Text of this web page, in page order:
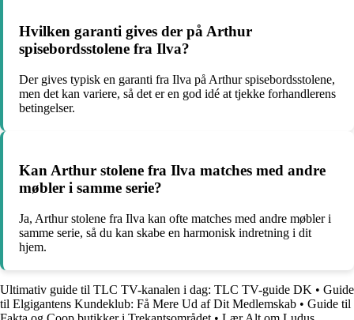
Hvilken garanti gives der på Arthur
spisebordsstolene fra Ilva?
Der gives typisk en garanti fra Ilva på Arthur spisebordsstolene,
men det kan variere, så det er en god idé at tjekke forhandlerens
betingelser.
Kan Arthur stolene fra Ilva matches med andre
møbler i samme serie?
Ja, Arthur stolene fra Ilva kan ofte matches med andre møbler i
samme serie, så du kan skabe en harmonisk indretning i dit
hjem.
Ultimativ guide til TLC TV-kanalen i dag: TLC TV-guide DK • Guide
til Elgigantens Kundeklub: Få Mere Ud af Dit Medlemskab • Guide til